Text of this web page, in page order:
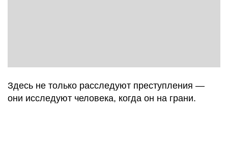
Здесь не только расследуют преступления —
они исследуют человека, когда он на грани.